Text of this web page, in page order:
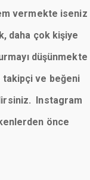
vermekte iseniz
daha çok kişiye
düşünmekte
takipçi ve beğeni
Instagram
önce